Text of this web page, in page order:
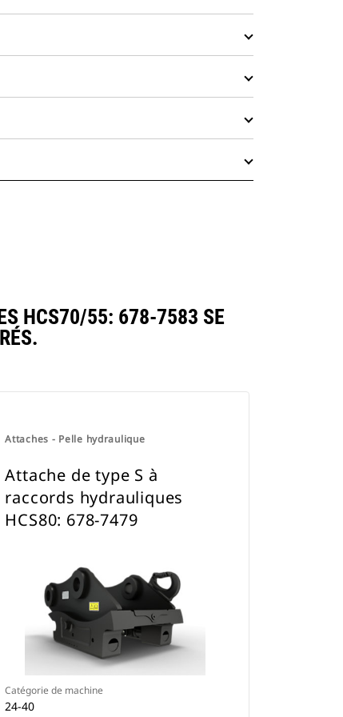
HCS70/55: 678-7583 SE
Attaches - Pelle hydraulique
Attache de type S à
raccords hydrauliques
HCS80: 678-7479
Catégorie de machine
24-40